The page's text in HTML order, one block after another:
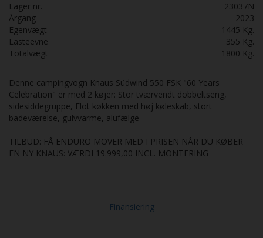
Lager nr.
23037N
Årgang
2023
Egenvægt
1445 Kg.
Lasteevne
355 Kg.
Totalvægt
1800 Kg.
Denne campingvogn Knaus Südwind 550 FSK "60 Years
Celebration" er med 2 køjer: Stor tværvendt dobbeltseng,
sidesiddegruppe, Flot køkken med høj køleskab, stort
badeværelse, gulvvarme, alufælge
TILBUD: FÅ ENDURO MOVER MED I PRISEN NÅR DU KØBER
EN NY KNAUS: VÆRDI 19.999,00 INCL. MONTERING
Finansiering